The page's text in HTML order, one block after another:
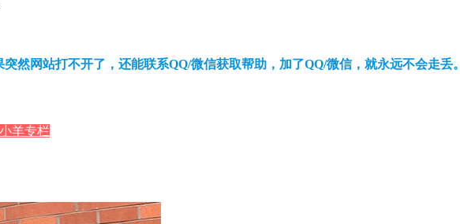
突然网站打不开了，还能联系QQ/微信获取帮助，加了QQ/微信，就永远不会走丢。
羊专栏